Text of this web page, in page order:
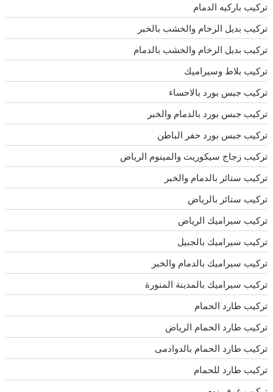
تركيب باركيه الدمام
تركيب بديل الرخام والخشب بالخبر
تركيب بديل الرخام والخشب بالدمام
تركيب بلاط وسيراميك
تركيب جبس بورد بالاحساء
تركيب جبس بورد بالدمام والخبر
تركيب جبس بورد حفر الباطن
تركيب زجاج سيكوريت والمينوم الرياض
تركيب ستائر بالدمام والخبر
تركيب ستائر بالرياض
تركيب سيراميك الرياض
تركيب سيراميك بالجبيل
تركيب سيراميك بالدمام والخبر
تركيب سيراميك بالمدينة المنورة
تركيب طارد الحمام
تركيب طارد الحمام الرياض
تركيب طارد الحمام بالدوادمى
تركيب طارد للحمام